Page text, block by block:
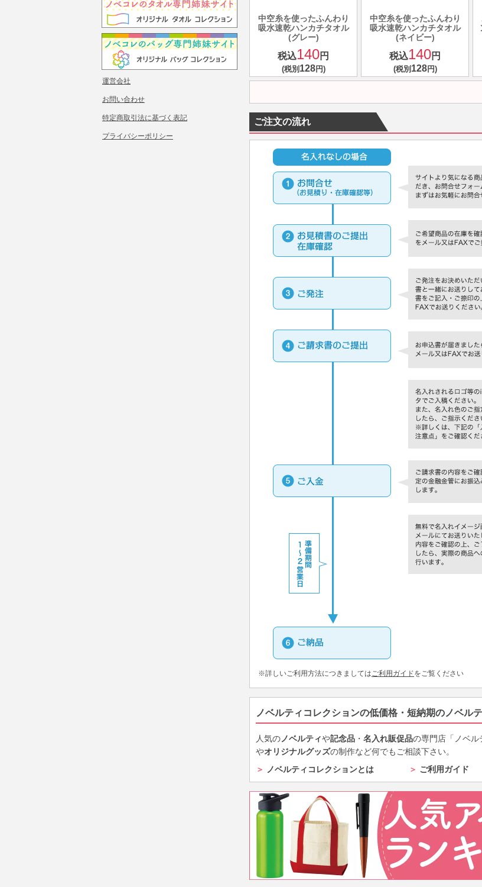
運営会社
お問い合わせ
特定商取引法に基づく表記
プライバシーポリシー
中空糸を使ったふんわり
吸水速乾ハンカチタオル
(グレー)
税込140円
(税別128円)
中空糸を使ったふんわり
吸水速乾ハンカチタオル
(ネイビー)
税込140円
(税別128円)
ご注文の流れ
※詳しいご利用方法につきましてはご利用ガイドをご覧ください
ノベルティコレクションの低価格・短納期のノベル
人気のノベルティや記念品 ・ 名入れ販促品の専門店「ノベル
やオリジナルグッズの制作など何でもご相談下さい。
＞
ノベルティコレクションとは ＞ ご利用ガイド